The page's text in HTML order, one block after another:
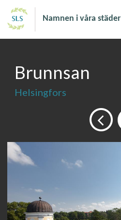
Namnen i våra städer
Brunnsan
Helsingfors